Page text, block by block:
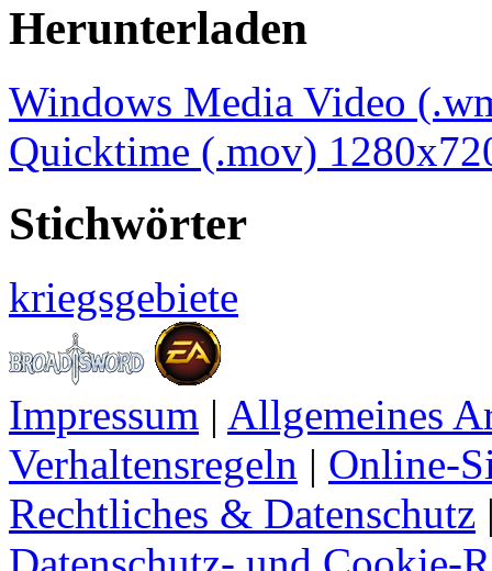
Herunterladen
Windows Media Video
Quicktime (.mov)
Stichwörter
kriegsgebiete
Impressum | Allgemeines
Verhaltensregeln | Online-
Rechtliches & Datenschutz